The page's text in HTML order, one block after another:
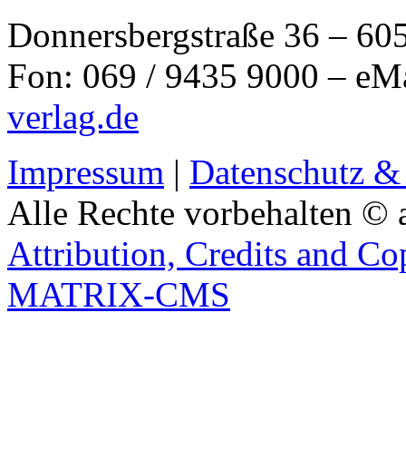
Donnersbergstraße 36 –
Fon: 069 / 9435 9000 –
verlag.de
Impressum | Datenschutz
Alle Rechte vorbehalten ©
Attribution, Credits and
MATRIX-CMS